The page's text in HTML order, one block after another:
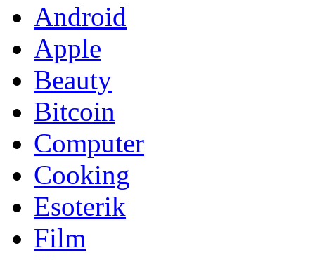
Android
Apple
Beauty
Bitcoin
Computer
Cooking
Esoterik
Film